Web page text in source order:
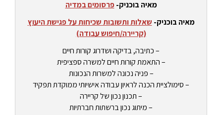
מאיה בוכניק-פרסומים במדיה
מאיה בוכניק- שאלות ותשובות שכיחות על פגישת היעוץ
(קריירה/חיפוש עבודה)
– כתיבה, בדיקה ושדרוג קורות חיים
– התאמת קורות חיים למשרה ספציפית
– פניה נכונה למשרות הנכונות
– סימולציית הכנה לראיון עבודה אישיותי ממוקדת תפקיד
– תכנון נכון של קריירה
– מיתוג נכון ברשתות חברתיות